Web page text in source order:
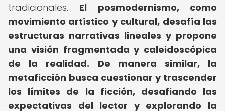
tradicionales. El posmodernismo, como
movimiento artístico y cultural, desafía las
estructuras narrativas lineales y propone
una visión fragmentada y caleidoscópica
de la realidad.
De manera similar, la
metaficción busca cuestionar y trascender
los límites de la ficción, desafiando las
expectativas del lector y explorando la